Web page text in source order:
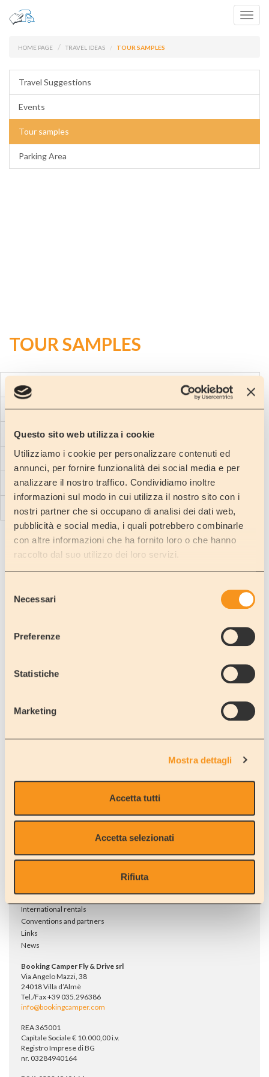
Questo sito web utilizza i cookie
Utilizziamo i cookie per personalizzare contenuti ed
annunci, per fornire funzionalità dei social media e per
analizzare il nostro traffico. Condividiamo inoltre
informazioni sul modo in cui utilizza il nostro sito con i
nostri partner che si occupano di analisi dei dati web,
pubblicità e social media, i quali potrebbero combinarle
con altre informazioni che ha fornito loro o che hanno
raccolto dal suo utilizzo dei loro servizi.
delNecessari
Preferenze
Statistiche
Marketing
Mostra dettagli
Accetta tutti
Accetta selezionati
Rifiuta
HOME PAGE TRAVEL IDEAS TOUR SAMPLES
Travel Suggestions
Events
Tour samples
Parking Area
TOUR SAMPLES
5DAYS
7 DAYS
10DAYS
15DAYS
30DAYS
Company
Showroom
Last minute!
Events
Tour samples
Dealership
New vehicles
Used vehicles
Loans
Services
Storage & Parking
International rentals
Conventions and partners
Links
News
Booking Camper Fly & Drive srl
Via Angelo Mazzi, 38
24018 Villa d’Almè
Tel./Fax +39 035.296386
info@bookingcamper.com
REA 365001
Capitale Sociale € 10.000,00 i.v.
Registro Imprese di BG
nr. 03284940164